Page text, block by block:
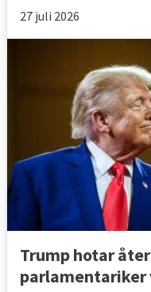
har velat driva
till exempel varit
förhandlingen
tullunionen
att det kommer
6. Vad vill
I EU-
motstånd mot
27 juli 2026
Trump hotar